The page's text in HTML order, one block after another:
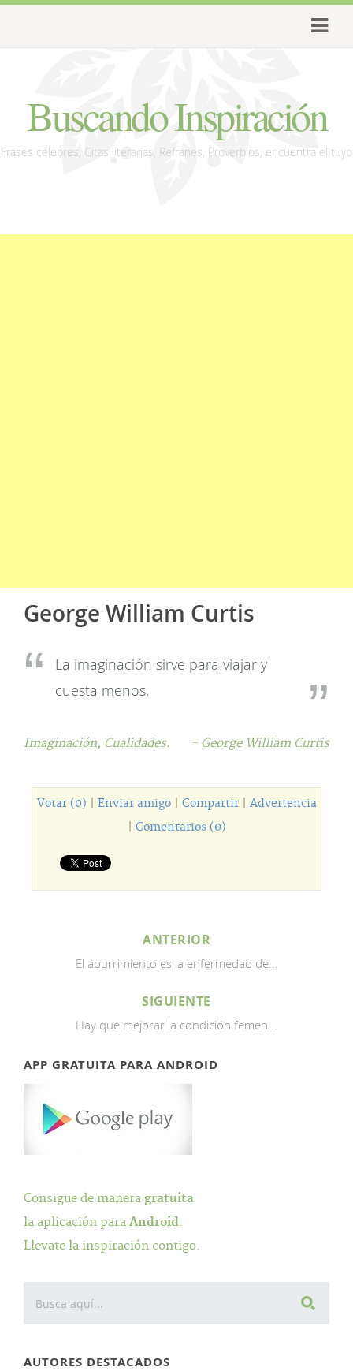
Buscando Inspiración
Frases célebres, Citas literarias, Refranes, Proverbios, encuentra el tuyo
George William Curtis
La imaginación sirve para viajar y
cuesta menos.
Imaginación, Cualidades. - George William Curtis
Votar (0) Enviar amigo| Compartir| Advertencia
Comentarios (0)
ANTERIOR
El aburrimiento es la enfermedad de...
SIGUIENTE
Hay que mejorar la condición femen...
APP GRATUITA PARA ANDROID
Consigue de manera gratuita
la aplicación para Android.
Llevate la inspiración contigo.
AUTORES DESTACADOS